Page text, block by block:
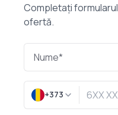
Completați
ofertă.
+373